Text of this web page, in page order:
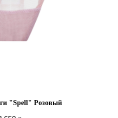
"Spell" Розовый